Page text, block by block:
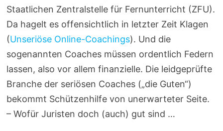
Staatlichen Zentralstelle für Fernunterricht (ZFU).
Da hagelt es offensichtlich in letzter Zeit Klagen
(Unseriöse Online-Coachings). Und die
sogenannten Coaches müssen ordentlich Federn
lassen, also vor allem finanzielle. Die leidgeprüfte
Branche der seriösen Coaches („die Guten“)
bekommt Schützenhilfe von unerwarteter Seite.
– Wofür Juristen doch (auch) gut sind …